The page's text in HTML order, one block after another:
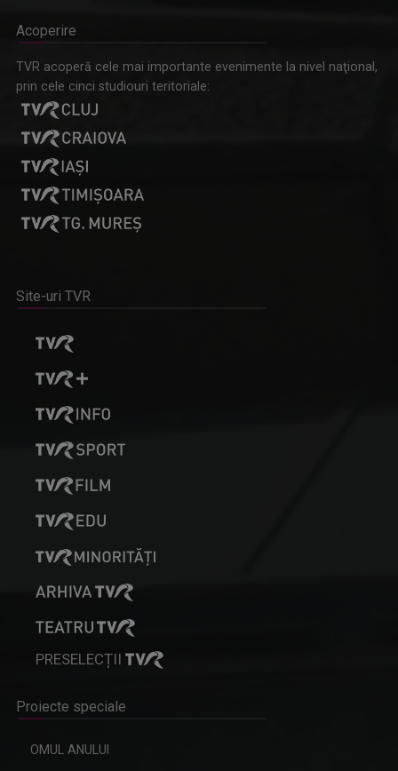
Acoperire
TVR acoperă cele mai importante evenimente la nivel naţional,
prin cele cinci studiouri teritoriale:
Site-uri TVR
PRESELECȚII
Proiecte speciale
OMUL ANULUI